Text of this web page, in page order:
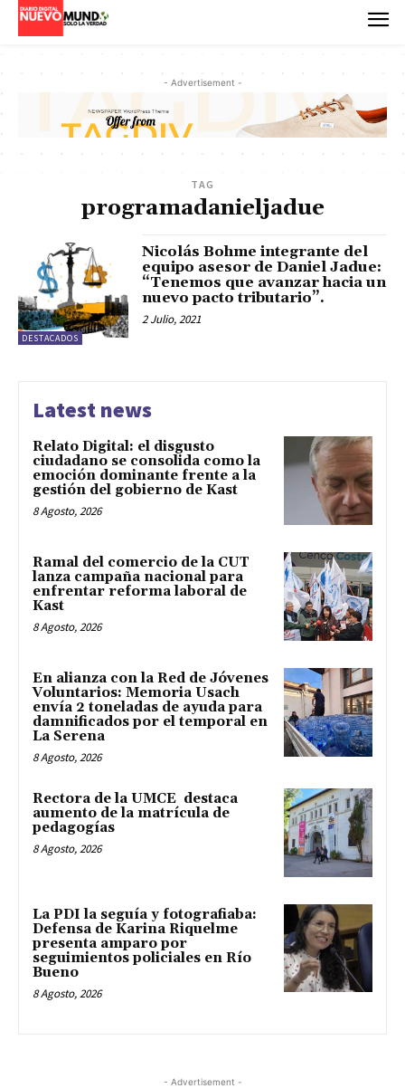
- Advertisement -
TAG
programadanieljadue
DESTACADOS
Nicolás Bohme integrante del
equipo asesor de Daniel Jadue:
“Tenemos que avanzar hacia un
nuevo pacto tributario”.
2 Julio, 2021
Latest news
Relato Digital: el disgusto
ciudadano se consolida como la
emoción dominante frente a la
gestión del gobierno de Kast
8 Agosto, 2026
Ramal del comercio de la CUT
lanza campaña nacional para
enfrentar reforma laboral de
Kast
8 Agosto, 2026
En alianza con la Red de Jóvenes
Voluntarios: Memoria Usach
envía 2 toneladas de ayuda para
damnificados por el temporal en
La Serena
8 Agosto, 2026
Rectora de la UMCE destaca
aumento de la matrícula de
pedagogías
8 Agosto, 2026
La PDI la seguía y fotografiaba:
Defensa de Karina Riquelme
presenta amparo por
seguimientos policiales en Río
Bueno
8 Agosto, 2026
- Advertisement -